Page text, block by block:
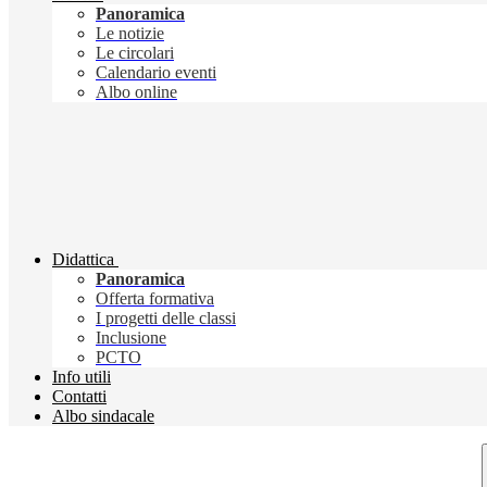
Panoramica
Le notizie
Le circolari
Calendario eventi
Albo online
Didattica
Panoramica
Offerta formativa
I progetti delle classi
Inclusione
PCTO
Info utili
Contatti
Albo sindacale